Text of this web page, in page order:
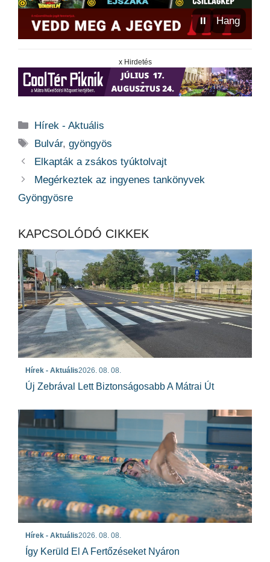
⏸ Hang
x Hirdetés
Kategória
Hírek - Aktuális
Címkék
Bulvár,gyöngyös
Elkapták a zsákos tyúktolvajt
Megérkeztek az ingyenes tankönyvek
Gyöngyösre
KAPCSOLÓDÓ CIKKEK
Hírek - Aktuális2026. 08. 08.
Új Zebrával Lett Biztonságosabb A Mátrai Út
Hírek - Aktuális2026. 08. 08.
Így Kerüld El A Fertőzéseket Nyáron